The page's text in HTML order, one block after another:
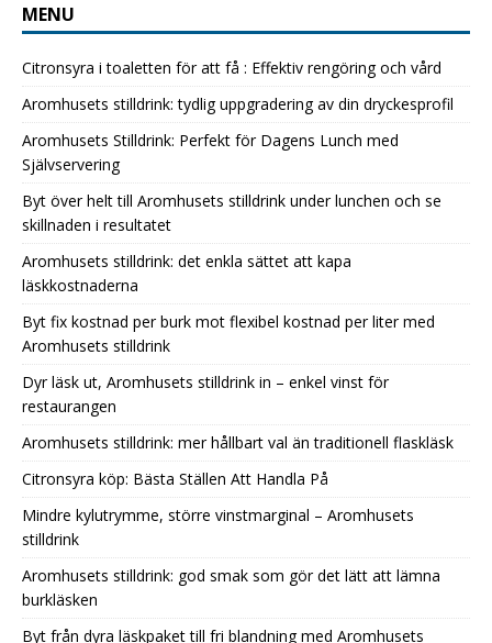
MENU
Citronsyra i toaletten för att få : Effektiv rengöring och vård
Aromhusets stilldrink: tydlig uppgradering av din dryckesprofil
Aromhusets Stilldrink: Perfekt för Dagens Lunch med
Självservering
Byt över helt till Aromhusets stilldrink under lunchen och se
skillnaden i resultatet
Aromhusets stilldrink: det enkla sättet att kapa
läskkostnaderna
Byt fix kostnad per burk mot flexibel kostnad per liter med
Aromhusets stilldrink
Dyr läsk ut, Aromhusets stilldrink in – enkel vinst för
restaurangen
Aromhusets stilldrink: mer hållbart val än traditionell flaskläsk
Citronsyra köp: Bästa Ställen Att Handla På
Mindre kylutrymme, större vinstmarginal – Aromhusets
stilldrink
Aromhusets stilldrink: god smak som gör det lätt att lämna
burkläsken
Byt från dyra läskpaket till fri blandning med Aromhusets